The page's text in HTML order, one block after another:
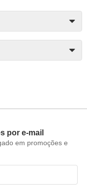
por e-mail
em promoções e